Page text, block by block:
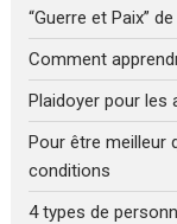
“Guerre et Paix”
Comment
Plaidoyer pour les
Pour être meilleur
conditions
4 types de